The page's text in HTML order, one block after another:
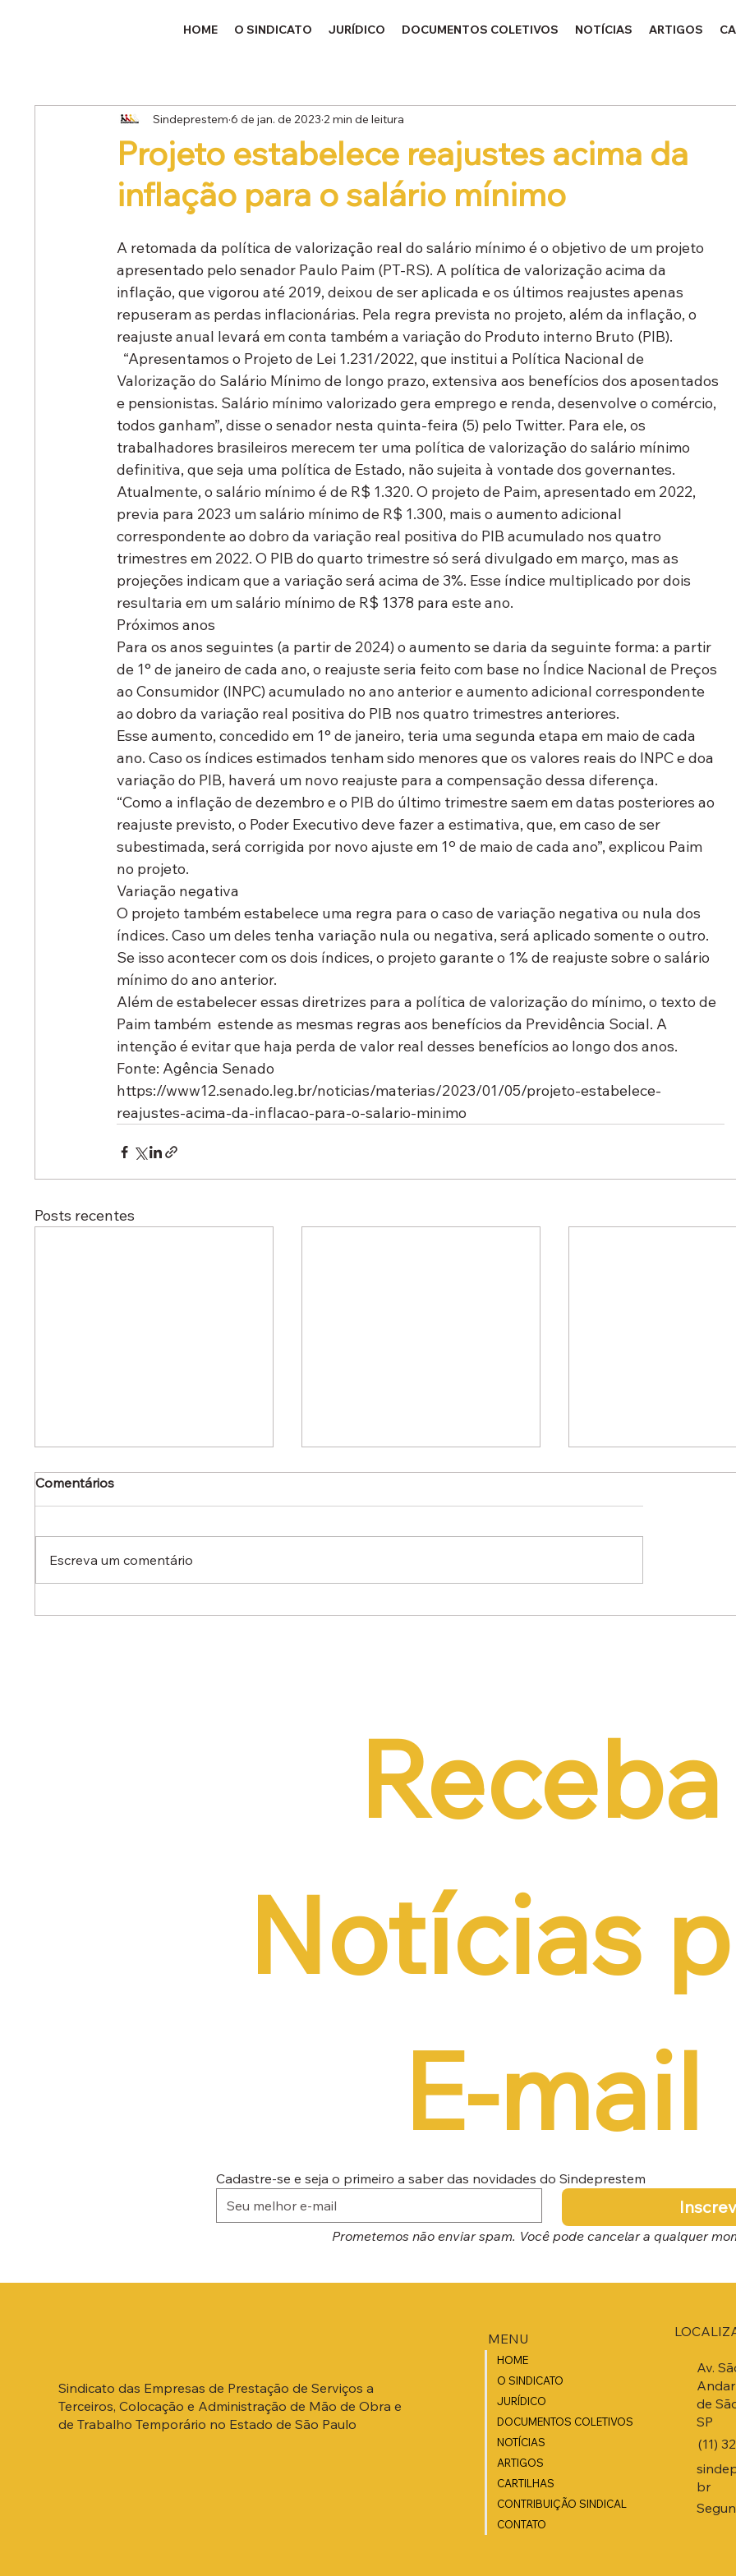
HOME O SINDICATO JURÍDICO DOCUMENTOS COLETIVOS NOTÍCIAS ARTIGOS
Projeto estabelece reajustes acima da
inflação para o salário mínimo
Sindeprestem 6 de jan. de 2023 2 min de leitura
A retomada da política de valorização real do salário mínimo é o objetivo de um projeto
apresentado pelo senador Paulo Paim (PT-RS). A política de valorização acima da
inflação, que vigorou até 2019, deixou de ser aplicada e os últimos reajustes apenas
repuseram as perdas inflacionárias. Pela regra prevista no projeto, além da inflação, o
reajuste anual levará em conta também a variação do Produto interno Bruto (PIB).
“Apresentamos o Projeto de Lei 1.231/2022, que institui a Política Nacional de
Valorização do Salário Mínimo de longo prazo, extensiva aos benefícios dos aposentados
e pensionistas. Salário mínimo valorizado gera emprego e renda, desenvolve o comércio,
todos ganham”, disse o senador nesta quinta-feira (5) pelo Twitter. Para ele, os
trabalhadores brasileiros merecem ter uma política de valorização do salário mínimo
definitiva, que seja uma política de Estado, não sujeita à vontade dos governantes.
Atualmente, o salário mínimo é de R$ 1.320. O projeto de Paim, apresentado em 2022,
previa para 2023 um salário mínimo de R$ 1.300, mais o aumento adicional
correspondente ao dobro da variação real positiva do PIB acumulado nos quatro
trimestres em 2022. O PIB do quarto trimestre só será divulgado em março, mas as
projeções indicam que a variação será acima de 3%. Esse índice multiplicado por dois
resultaria em um salário mínimo de R$ 1378 para este ano.
Próximos anos
Para os anos seguintes (a partir de 2024) o aumento se daria da seguinte forma: a partir
de 1° de janeiro de cada ano, o reajuste seria feito com base no Índice Nacional de Preços
ao Consumidor (INPC) acumulado no ano anterior e aumento adicional correspondente
ao dobro da variação real positiva do PIB nos quatro trimestres anteriores.
Esse aumento, concedido em 1° de janeiro, teria uma segunda etapa em maio de cada
ano. Caso os índices estimados tenham sido menores que os valores reais do INPC e doa
variação do PIB, haverá um novo reajuste para a compensação dessa diferença.
“Como a inflação de dezembro e o PIB do último trimestre saem em datas posteriores ao
reajuste previsto, o Poder Executivo deve fazer a estimativa, que, em caso de ser
subestimada, será corrigida por novo ajuste em 1º de maio de cada ano”, explicou Paim
no projeto.
Variação negativa
O projeto também estabelece uma regra para o caso de variação negativa ou nula dos
índices. Caso um deles tenha variação nula ou negativa, será aplicado somente o outro.
Se isso acontecer com os dois índices, o projeto garante o 1% de reajuste sobre o salário
mínimo do ano anterior.
Além de estabelecer essas diretrizes para a política de valorização do mínimo, o texto de
Paim também  estende as mesmas regras aos benefícios da Previdência Social. A
intenção é evitar que haja perda de valor real desses benefícios ao longo dos anos.
Fonte: Agência Senado
https://www12.senado.leg.br/noticias/materias/2023/01/05/projeto-estabelece-
reajustes-acima-da-inflacao-para-o-salario-minimo
Posts recentes
Comentários
Escreva um comentário
Receba
Notícias
E-mail
Cadastre-se e seja o primeiro a saber das novidades do Sindeprestem
Prometemos não enviar spam. Você pode cancelar a qualquer
Sindicato das Empresas de Prestação de Serviços a
Terceiros, Colocação e Administração de Mão de Obra e
de Trabalho Temporário no Estado de São Paulo
MENU
HOME
O SINDICATO
JURÍDICO
DOCUMENTOS COLETIVOS
NOTÍCIAS
ARTIGOS
CARTILHAS
CONTRIBUIÇÃO SINDICAL
CONTATO
Av.
de
SP
(11)
br